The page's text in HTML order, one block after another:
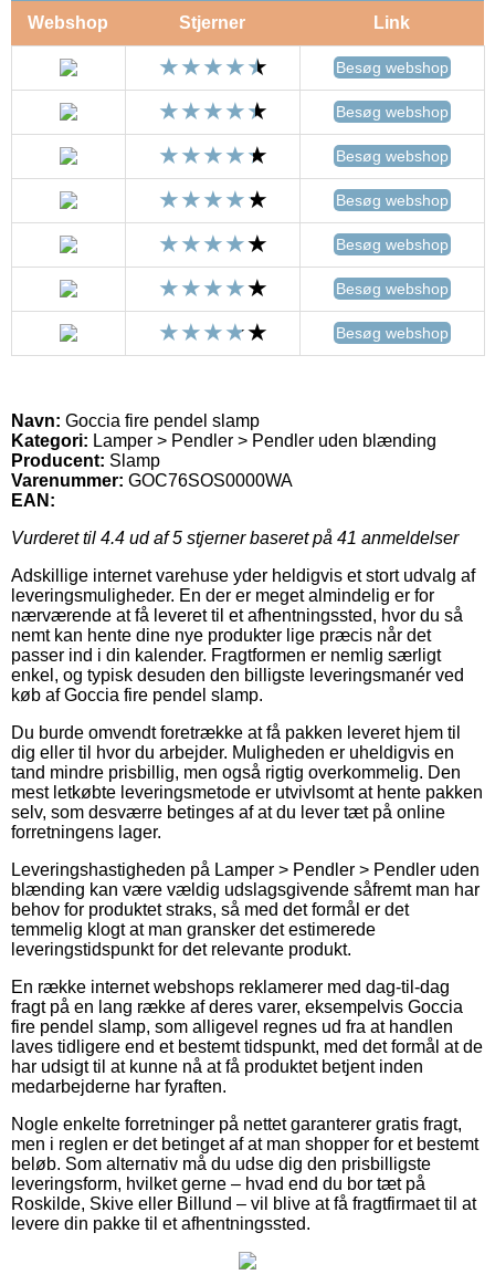
Webshop Stjerner Link
Besøg webshop
Besøg webshop
Besøg webshop
Besøg webshop
Besøg webshop
Besøg webshop
Besøg webshop
Navn: Goccia fire pendel slamp
Kategori: Lamper > Pendler > Pendler uden blænding
Producent: Slamp
Varenummer: GOC76SOS0000WA
EAN:
Vurderet til 4.4 ud af 5 stjerner baseret på 41 anmeldelser
Adskillige internet varehuse yder heldigvis et stort udvalg af
leveringsmuligheder. En der er meget almindelig er for
nærværende at få leveret til et afhentningssted, hvor du så
nemt kan hente dine nye produkter lige præcis når det
passer ind i din kalender. Fragtformen er nemlig særligt
enkel, og typisk desuden den billigste leveringsmanér ved
køb af Goccia fire pendel slamp.
Du burde omvendt foretrække at få pakken leveret hjem til
dig eller til hvor du arbejder. Muligheden er uheldigvis en
tand mindre prisbillig, men også rigtig overkommelig. Den
mest letkøbte leveringsmetode er utvivlsomt at hente pakken
selv, som desværre betinges af at du lever tæt på online
forretningens lager.
Leveringshastigheden på Lamper > Pendler > Pendler uden
blænding kan være vældig udslagsgivende såfremt man har
behov for produktet straks, så med det formål er det
temmelig klogt at man gransker det estimerede
leveringstidspunkt for det relevante produkt.
En række internet webshops reklamerer med dag-til-dag
fragt på en lang række af deres varer, eksempelvis Goccia
fire pendel slamp, som alligevel regnes ud fra at handlen
laves tidligere end et bestemt tidspunkt, med det formål at de
har udsigt til at kunne nå at få produktet betjent inden
medarbejderne har fyraften.
Nogle enkelte forretninger på nettet garanterer gratis fragt,
men i reglen er det betinget af at man shopper for et bestemt
beløb. Som alternativ må du udse dig den prisbilligste
leveringsform, hvilket gerne – hvad end du bor tæt på
Roskilde, Skive eller Billund – vil blive at få fragtfirmaet til at
levere din pakke til et afhentningssted.